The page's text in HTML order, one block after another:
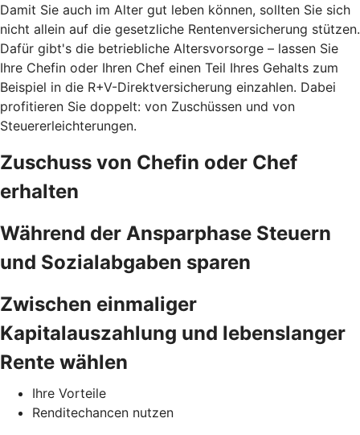
Damit Sie auch im Alter gut leben können, sollten Sie sich
nicht allein auf die gesetzliche Rentenversicherung stützen.
Dafür gibt's die betriebliche Altersvorsorge – lassen Sie
Ihre Chefin oder Ihren Chef einen Teil Ihres Gehalts zum
Beispiel in die R+V-Direktversicherung einzahlen. Dabei
profitieren Sie doppelt: von Zuschüssen und von
Steuererleichterungen.
Zuschuss von Chefin oder Chef
erhalten
Während der Ansparphase Steuern
und Sozialabgaben sparen
Zwischen einmaliger
Kapitalauszahlung und lebenslanger
Rente wählen
Ihre Vorteile
Renditechancen nutzen